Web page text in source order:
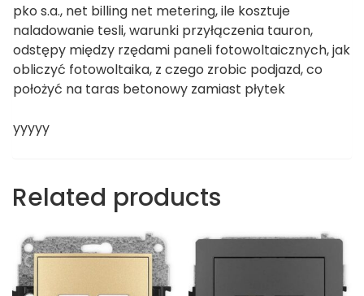
pko s.a., net billing net metering, ile kosztuje
naladowanie tesli, warunki przyłączenia tauron,
odstępy między rzędami paneli fotowoltaicznych, jak
obliczyć fotowoltaika, z czego zrobic podjazd, co
położyć na taras betonowy zamiast płytek
yyyyy
Related products